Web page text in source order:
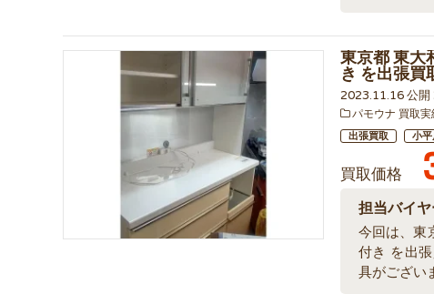
東京都 東大
き を出張買
2023.11.16 公
パモウナ 買取実
出張買取 小平
買取価格
担当バイ
今回は、東
付き を出
具がござい